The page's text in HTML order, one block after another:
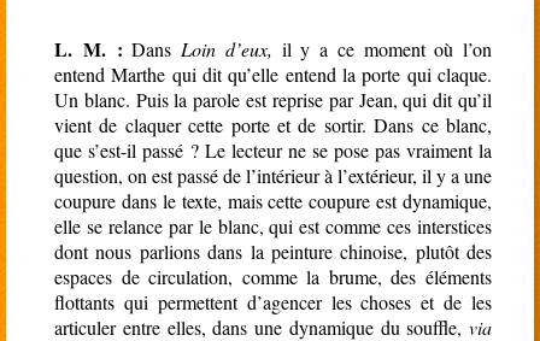
L. M. : Dans Loin d’eux, il y a ce moment où l’on
entend Marthe qui dit qu’elle entend la porte qui claque.
Un blanc. Puis la parole est reprise par Jean, qui dit qu’il
vient de claquer cette porte et de sortir. Dans ce blanc,
que s’est-il passé ? Le lecteur ne se pose pas vraiment la
question, on est passé de l’intérieur à l’extérieur, il y a une
coupure dans le texte, mais cette coupure est dynamique,
elle se relance par le blanc, qui est comme ces interstices
dont nous parlions dans la peinture chinoise, plutôt des
espaces de circulation, comme la brume, des éléments
flottants qui permettent d’agencer les choses et de les
articuler entre elles, dans une dynamique du souffle, via